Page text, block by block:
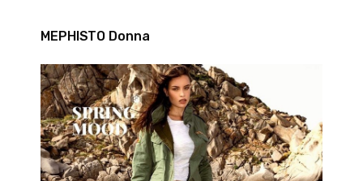
MEPHISTO Donna